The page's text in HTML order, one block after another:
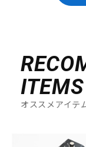
ITEMS
オススメアイテ